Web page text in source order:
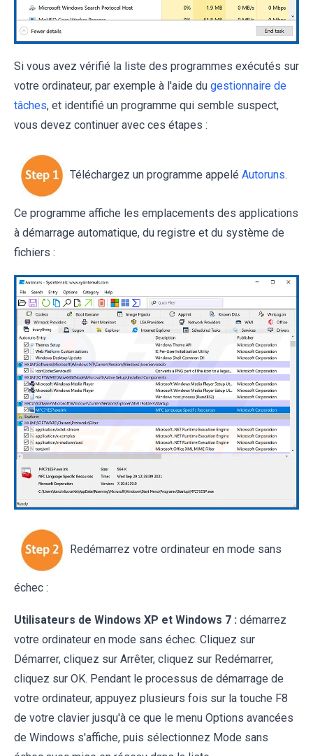
Si vous avez vérifié la liste des programmes exécutés sur
votre ordinateur, par exemple à l'aide du gestionnaire de
tâches, et identifié un programme qui semble suspect,
vous devez continuer avec ces étapes :
Téléchargez un programme appelé Autoruns.
Ce programme affiche les emplacements des applications
à démarrage automatique, du registre et du système de
fichiers :
Redémarrez votre ordinateur en mode sans
échec :
Utilisateurs de Windows XP et Windows 7 : démarrez
votre ordinateur en mode sans échec. Cliquez sur
Démarrer, cliquez sur Arrêter, cliquez sur Redémarrer,
cliquez sur OK. Pendant le processus de démarrage de
votre ordinateur, appuyez plusieurs fois sur la touche F8
de votre clavier jusqu'à ce que le menu Options avancées
de Windows s'affiche, puis sélectionnez Mode sans